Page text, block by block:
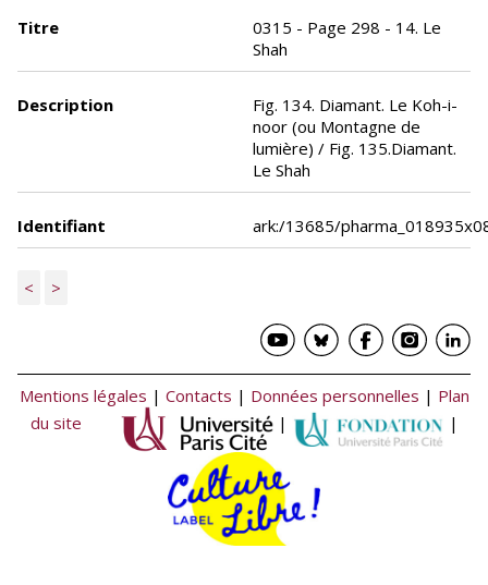
Titre
0315 - Page 298 - 14. Le
Shah
Description
Fig. 134. Diamant. Le Koh-i-
noor (ou Montagne de
lumière) / Fig. 135.Diamant.
Le Shah
Identifiant ark:/13685/
< >
Mentions légales | Contacts | Données personnelles | Plan
du site
| |